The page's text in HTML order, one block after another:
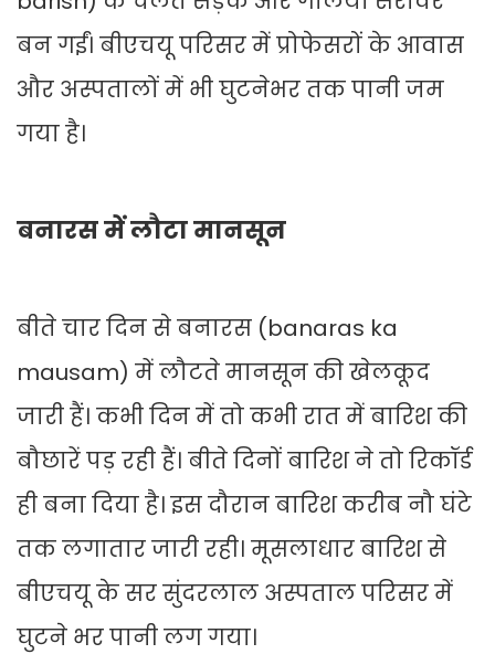
बन गईं। बीएचयू परिसर में प्रोफेसरों के आवास
और अस्पतालों में भी घुटनेभर तक पानी जम
गया है।
बनारस में लौटा मानसून
बीते चार दिन से बनारस (banaras ka
mausam) में लौटते मानसून की खेलकूद
जारी हैं। कभी दिन में तो कभी रात में बारिश की
बौछारें पड़ रही हैं। बीते दिनों बारिश ने तो रिकॉर्ड
ही बना दिया है। इस दौरान बारिश करीब नौ घंटे
तक लगातार जारी रही। मूसलाधार बारिश से
बीएचयू के सर सुंदरलाल अस्पताल परिसर में
घुटने भर पानी लग गया।